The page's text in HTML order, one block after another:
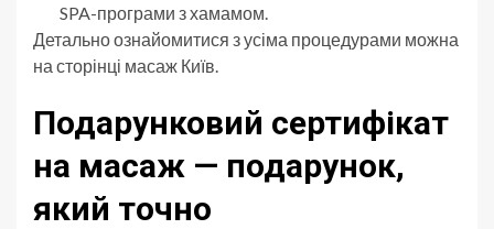
SPA-програми з хамамом.
Детально ознайомитися з усіма процедурами можна
на сторінці масаж Київ.
Подарунковий сертифікат
на масаж — подарунок,
який точно